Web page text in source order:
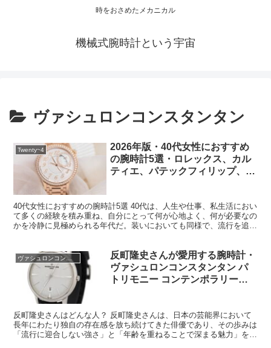
時をおさめたメカニカル
機械式腕時計という宇宙
ヴァシュロンコンスタンタン
Twenty~4
2026年版・40代女性におすすめ
の腕時計5選・ロレックス、カル
ティエ、パテックフィリップ、オ
40代女性におすすめの腕時計5選 40代は、人生や仕事、私生活におい
て多くの経験を積み重ね、自分にとって何が心地よく、何が必要なの
かを冷静に見極められる年代だ。装いにおいても同様で、流行を追い
ヴァシュロンコンスタンタン
反町隆史さんが愛用する腕時計・
ヴァシュロンコンスタンタン パ
トリモニー コンテンポラリー
反町隆史さんはどんな人？ 反町隆史さんは、日本の芸能界において
長年にわたり独自の存在感を放ち続けてきた俳優であり、その歩みは
「流行に迎合しない強さ」と「年齢を重ねることで深まる魅力」を体